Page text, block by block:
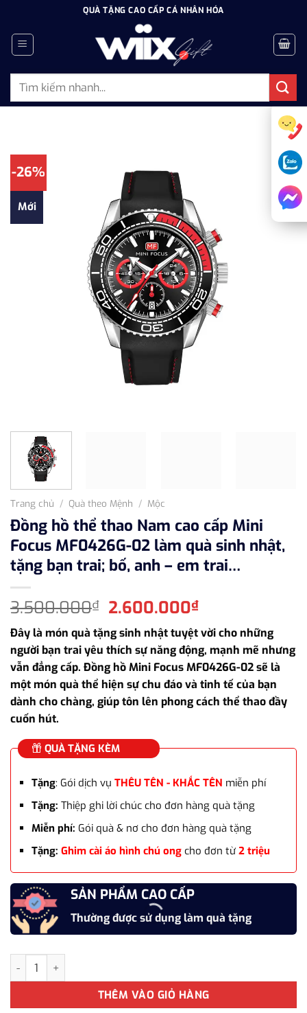
dung
QUÀ TẶNG CAO CẤP CÁ NHÂN HÓA
Tìm
-26%
Mới
Trang chủ / Quà theo Mệnh / Mộc
Đồng hồ thể thao Nam cao cấp Mini
Focus MF0426G-02 làm quà sinh nhật,
tặng bạn trai; bố, anh – em trai…
3.500.000₫ Giá
gốc
là:
3.500.000₫.
2.600.000₫Giá
hiện
tại
là:
2.600.000₫.
Đây là món quà tặng sinh nhật tuyệt vời cho những
người bạn trai yêu thích sự năng động, mạnh mẽ nhưng
vẫn đẳng cấp. Đồng hồ Mini Focus MF0426G-02 sẽ là
một món quà thể hiện sự chu đáo và tinh tế của bạn
dành cho chàng, giúp tôn lên phong cách thể thao đầy
cuốn hút.
QUÀ TẶNG KÈM
Tặng: Gói dịch vụ THÊU TÊN - KHẮC TÊN miễn phí
Tặng: Thiệp ghi lời chúc cho đơn hàng quà tặng
Miễn phí: Gói quà & nơ cho đơn hàng quà tặng
Tặng: Ghim cài áo hình chú ongcho đơn từ 2 triệu
SẢN PHẨM CAO CẤP
Thường được sử dụng làm quà tặng
Đồng hồ thể thao Nam cao cấp Mini Focus MF0426G-02 làm
THÊM VÀO GIỎ HÀNG